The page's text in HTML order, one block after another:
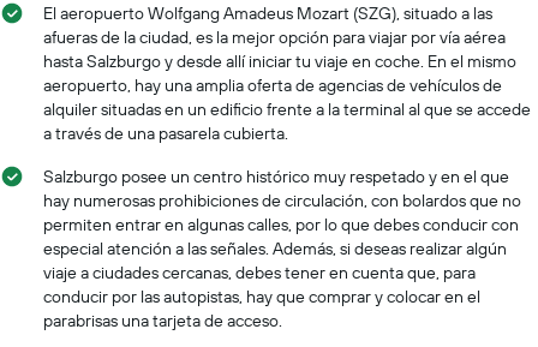
El aeropuerto Wolfgang Amadeus Mozart (SZG), situado a las
afueras de la ciudad, es la mejor opción para viajar por vía aérea
hasta Salzburgo y desde allí iniciar tu viaje en coche. En el mismo
aeropuerto, hay una amplia oferta de agencias de vehículos de
alquiler situadas en un edificio frente a la terminal al que se accede
a través de una pasarela cubierta.
Salzburgo posee un centro histórico muy respetado y en el que
hay numerosas prohibiciones de circulación, con bolardos que no
permiten entrar en algunas calles, por lo que debes conducir con
especial atención a las señales. Además, si deseas realizar algún
viaje a ciudades cercanas, debes tener en cuenta que, para
conducir por las autopistas, hay que comprar y colocar en el
parabrisas una tarjeta de acceso.